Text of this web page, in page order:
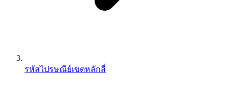
รหัสไปรษณีย์เขตหลักสี่